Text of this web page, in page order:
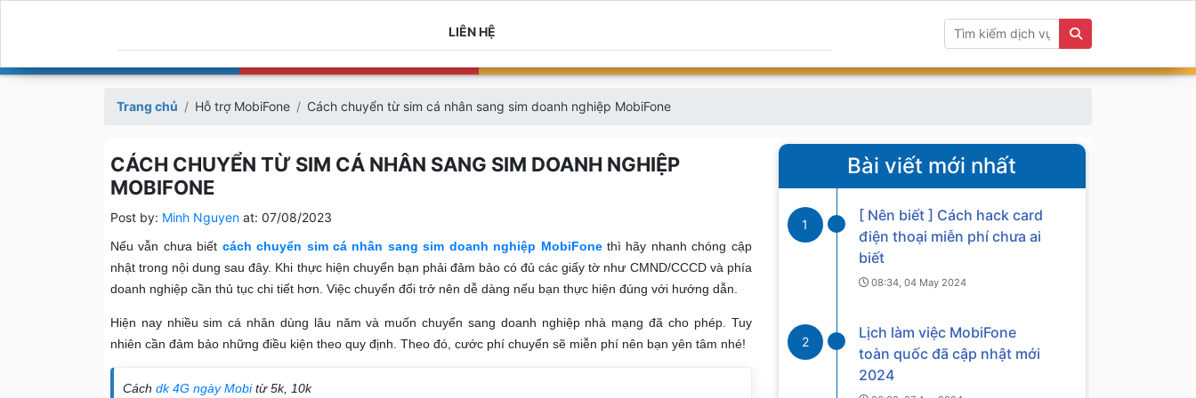
LIÊN HỆ
Trang chủ Hỗ trợ MobiFone Cách chuyển từ sim cá nhân sang sim doanh nghiệp MobiFone
CÁCH CHUYỂN TỪ SIM CÁ NHÂN SANG SIM DOANH NGHIỆP
MOBIFONE
Post by: Minh Nguyen at: 07/08/2023
Nếu vẫn chưa biết cách chuyển sim cá nhân sang sim doanh nghiệp MobiFonethì hãy nhanh chóng cập
nhật trong nội dung sau đây. Khi thực hiện chuyển bạn phải đảm bảo có đủ các giấy tờ như CMND/CCCD và phía
doanh nghiệp cần thủ tục chi tiết hơn. Việc chuyển đổi trở nên dễ dàng nếu bạn thực hiện đúng với hướng dẫn.
Hiện nay nhiều sim cá nhân dùng lâu năm và muốn chuyển sang doanh nghiệp nhà mạng đã cho phép. Tuy
nhiên cần đảm bảo những điều kiện theo quy định. Theo đó, cước phí chuyển sẽ miễn phí nên bạn yên tâm nhé!
Cách dk 4G ngày Mobitừ 5k, 10k
Bài viết mới nhất
1
[ Nên biết ] Cách hack card
điện thoại miễn phí chưa ai
biết
08:34, 04 May 2024
2
Lịch làm việc MobiFone
toàn quốc đã cập nhật mới
2024